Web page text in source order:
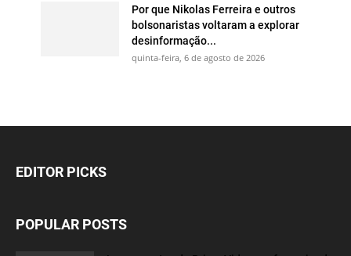
Por que Nikolas Ferreira e outros
bolsonaristas voltaram a explorar
desinformação...
quinta-feira, 6 de agosto de 2026
EDITOR PICKS
POPULAR POSTS